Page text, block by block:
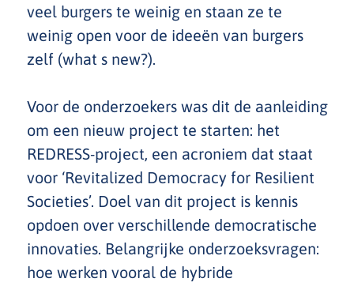
veel burgers te weinig en staan ze te
weinig open voor de ideeën van burgers
zelf (what s new?).
Voor de onderzoekers was dit de aanleiding
om een nieuw project te starten: het
REDRESS-project, een acroniem dat staat
voor ‘Revitalized Democracy for Resilient
Societies’. Doel van dit project is kennis
opdoen over verschillende democratische
innovaties. Belangrijke onderzoeksvragen:
hoe werken vooral de hybride